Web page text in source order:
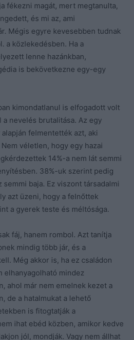
fékezni magát, mert megtanulta,
és mi az, ami
Mégis egyre kevesebben tudnak
a közlekedésben. Ha a
lenne hazánkban,
is bekövetkezne egy-egy
kimondatlanul is elfogadott volt
nevelés brutalitása. Az egy
felmentették azt, aki
véletlen, hogy egy hazai
14%-a nem lát semmi
38%-uk szerint pedig
baja. Ez viszont társadalmi
azt üzeni, hogy a felnőttek
a gyerek teste és méltósága.
fáj, hanem rombol. Azt tanítja
mindig több jár, és a
Még akkor is, ha ez családon
elhanyagolható mindez
ahol már nem emelnek kezet a
de a hatalmukat a lehető
is fitogtatják a
ihat ebéd közben, amikor kedve
jól, mondják. Vagy nem állhat